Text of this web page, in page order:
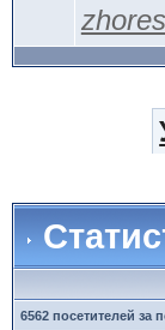
zhores
6562 посетителей за